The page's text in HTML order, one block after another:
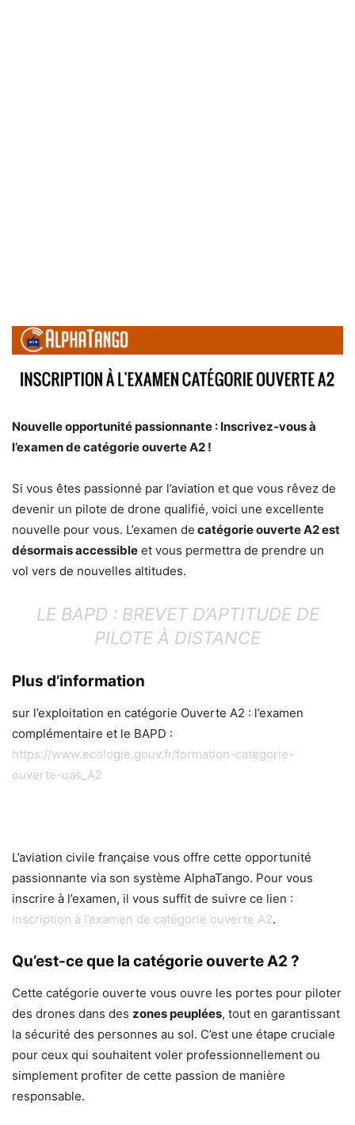
Nouvelle opportunité passionnante : Inscrivez-vous à
l’examen de catégorie ouverte A2 !
Si vous êtes passionné par l’aviation et que vous rêvez de
devenir un pilote de drone qualifié, voici une excellente
nouvelle pour vous. L’examen de catégorie ouverte A2 est
désormais accessible et vous permettra de prendre un
vol vers de nouvelles altitudes.
LE BAPD : BREVET D’APTITUDE DE
PILOTE À DISTANCE
Plus d’information
sur l’exploitation en catégorie Ouverte A2 : l’examen
complémentaire et le BAPD :
https://www.ecologie.gouv.fr/formation-categorie-
ouverte-uas_A2
L’aviation civile française vous offre cette opportunité
passionnante via son système AlphaTango. Pour vous
inscrire à l’examen, il vous suffit de suivre ce lien :
Inscription à l’examen de catégorie ouverte A2.
Qu’est-ce que la catégorie ouverte A2 ?
Cette catégorie ouverte vous ouvre les portes pour piloter
des drones dans des zones peuplées, tout en garantissant
la sécurité des personnes au sol. C’est une étape cruciale
pour ceux qui souhaitent voler professionnellement ou
simplement profiter de cette passion de manière
responsable.